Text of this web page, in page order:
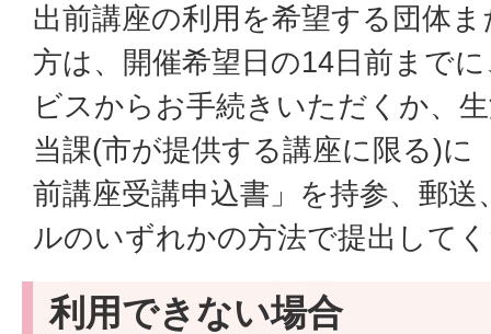
出前講座の利用を希望する団体
方は、開催希望日の14日前まで
ビスからお手続きいただくか、
当課(市が提供する講座に限る)に
前講座受講申込書」を持参、郵
ルのいずれかの方法で提出して
利用できない場合